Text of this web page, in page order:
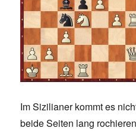
Im Sizilianer kommt es
beide Seiten lang